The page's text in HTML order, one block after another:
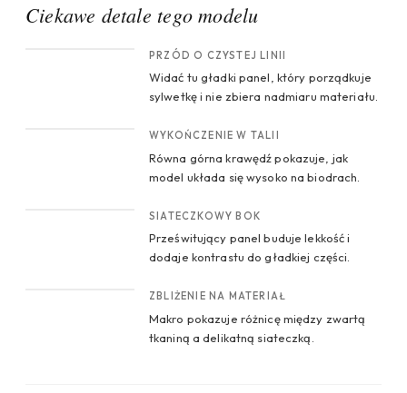
Ciekawe detale tego modelu
PRZÓD O CZYSTEJ LINII
Widać tu gładki panel, który porządkuje
sylwetkę i nie zbiera nadmiaru materiału.
WYKOŃCZENIE W TALII
Równa górna krawędź pokazuje, jak
model układa się wysoko na biodrach.
SIATECZKOWY BOK
Prześwitujący panel buduje lekkość i
dodaje kontrastu do gładkiej części.
ZBLIŻENIE NA MATERIAŁ
Makro pokazuje różnicę między zwartą
tkaniną a delikatną siateczką.